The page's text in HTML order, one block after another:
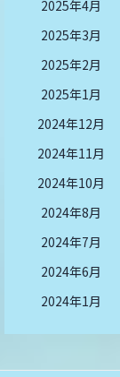
2025年4月
2025年3月
2025年2月
2025年1月
2024年12月
2024年11月
2024年10月
2024年8月
2024年7月
2024年6月
2024年1月